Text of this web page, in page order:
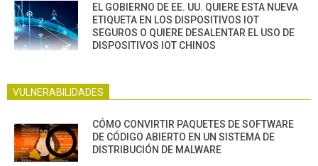
EL GOBIERNO DE EE. UU. QUIERE ESTA NUEVA
ETIQUETA EN LOS DISPOSITIVOS IOT
SEGUROS O QUIERE DESALENTAR EL USO DE
DISPOSITIVOS IOT CHINOS
VULNERABILIDADES
CÓMO CONVIRTIR PAQUETES DE SOFTWARE
DE CÓDIGO ABIERTO EN UN SISTEMA DE
DISTRIBUCIÓN DE MALWARE